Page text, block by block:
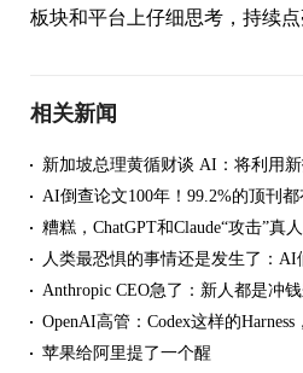
板块和平台上仔细思考，持续点
相关新闻
AI倒查论文100年！99.2%的顶刊都
糟糕，ChatGPT和Claude“攻击”真
人类最恐惧的事情还是发生了：
OpenAI高管：Codex这样的Harness
苹果给阿里提了一个醒